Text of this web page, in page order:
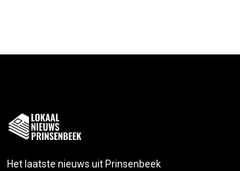
Het laatste nieuws uit Prinsenbeek